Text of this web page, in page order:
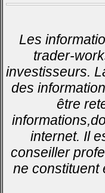
Les
trader-
investisseurs.
des
être
internet. Il
conseiller
ne constituent